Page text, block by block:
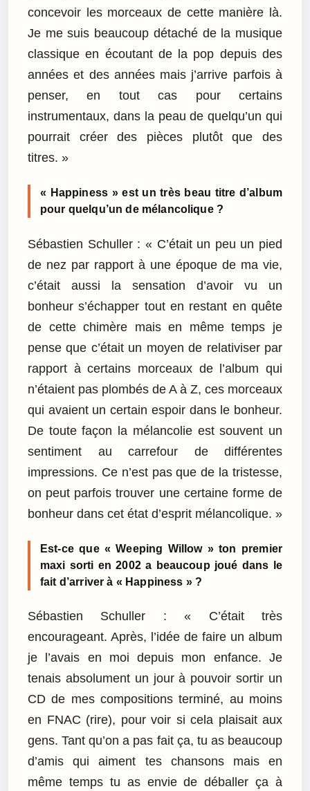
concevoir les morceaux de cette manière là.
Je me suis beaucoup détaché de la musique
classique en écoutant de la pop depuis des
années et des années mais j’arrive parfois à
penser, en tout cas pour certains
instrumentaux, dans la peau de quelqu’un qui
pourrait créer des pièces plutôt que des
titres. »
« Happiness » est un très beau titre d’album
pour quelqu’un de mélancolique ?
Sébastien Schuller : « C’était un peu un pied
de nez par rapport à une époque de ma vie,
c’était aussi la sensation d’avoir vu un
bonheur s’échapper tout en restant en quête
de cette chimère mais en même temps je
pense que c’était un moyen de relativiser par
rapport à certains morceaux de l’album qui
n’étaient pas plombés de A à Z, ces morceaux
qui avaient un certain espoir dans le bonheur.
De toute façon la mélancolie est souvent un
sentiment au carrefour de différentes
impressions. Ce n’est pas que de la tristesse,
on peut parfois trouver une certaine forme de
bonheur dans cet état d’esprit mélancolique. »
Est-ce que « Weeping Willow » ton premier
maxi sorti en 2002 a beaucoup joué dans le
fait d’arriver à « Happiness » ?
Sébastien Schuller : « C’était très
encourageant. Après, l’idée de faire un album
je l’avais en moi depuis mon enfance. Je
tenais absolument un jour à pouvoir sortir un
CD de mes compositions terminé, au moins
en FNAC (rire), pour voir si cela plaisait aux
gens. Tant qu’on a pas fait ça, tu as beaucoup
d’amis qui aiment tes chansons mais en
même temps tu as envie de déballer ça à